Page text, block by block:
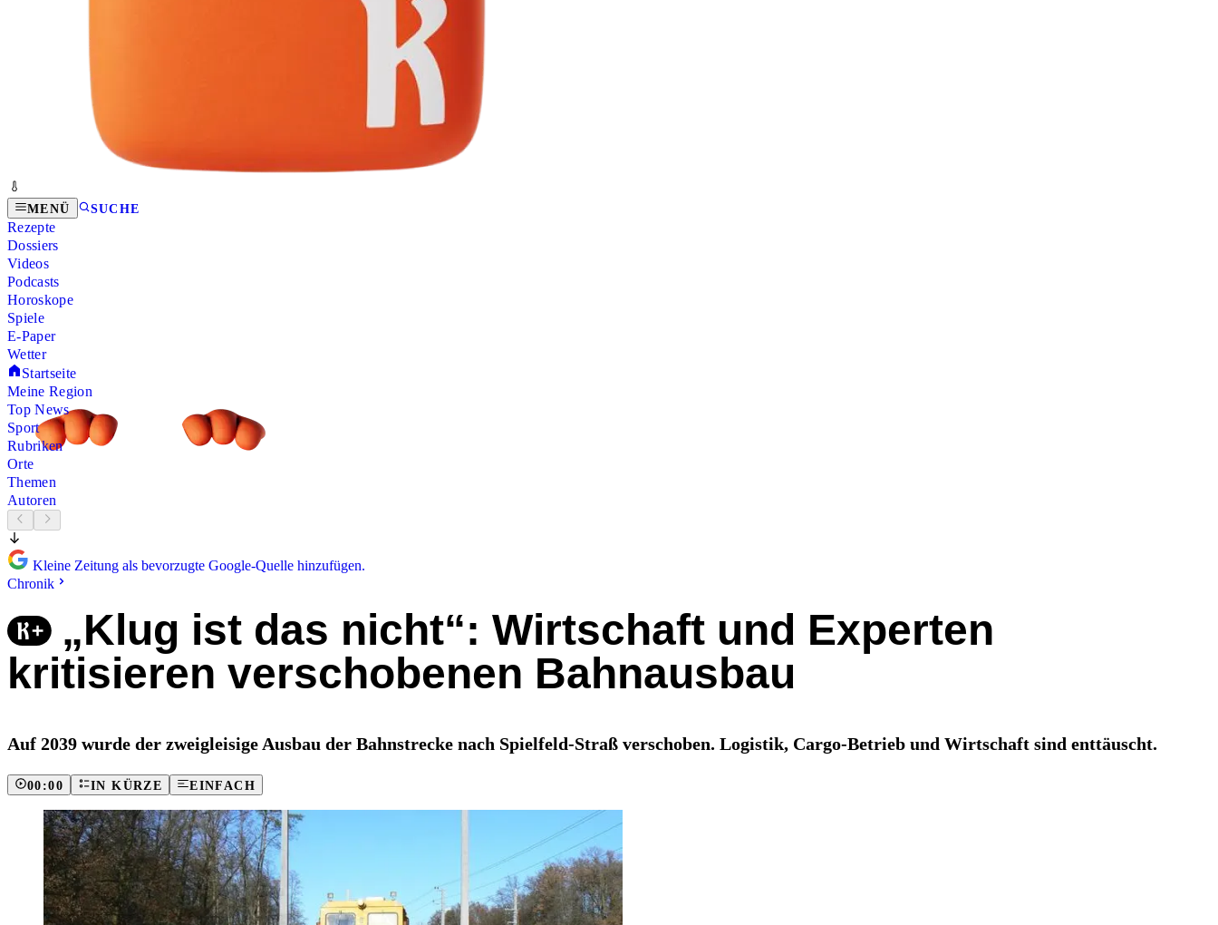
MENÜ SUCHE
Rezepte
Dossiers
Videos
Podcasts
Horoskope
Spiele
E-Paper
Wetter
Startseite
Meine Region
Top News
Sport
Rubriken
Orte
Themen
Autoren
Kleine Zeitung als bevorzugte Google-Quelle hinzufügen.
Chronik
„Klug ist das nicht“: Wirtschaft und Experten
kritisieren verschobenen Bahnausbau
Auf 2039 wurde der zweigleisige Ausbau der Bahnstrecke nach Spielfeld-Straß verschoben. Logistik, Cargo-Betrieb und Wirtschaft sind enttäuscht.
00:00 IN KÜRZE EINFACH